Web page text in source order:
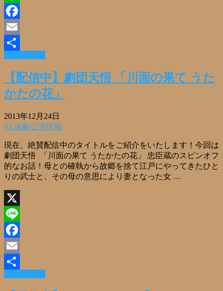
Line
Facebook
Email
共
【配信中】劇団天悟 「川面の果て うた
かたの花」
2013年12月24日
03.演劇公演情報
現在、絶賛配信中のタイトルをご紹介をいたします！今回は
劇団天悟 「川面の果て うたかたの花」 忠臣蔵のスピンオフ
的なお話！母との確執から故郷を捨て江戸にやってきたひと
りの武士と、その母の意思により妻となった女 …
X
Line
Facebook
Email
共